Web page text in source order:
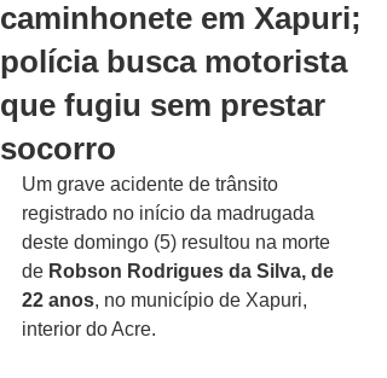
caminhonete em Xapuri;
polícia busca motorista
que fugiu sem prestar
socorro
Um grave acidente de trânsito
registrado no início da madrugada
deste domingo (5) resultou na morte
de Robson Rodrigues da Silva, de
22 anos, no município de Xapuri,
interior do Acre.